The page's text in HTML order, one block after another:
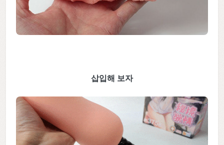
삽입해 보자